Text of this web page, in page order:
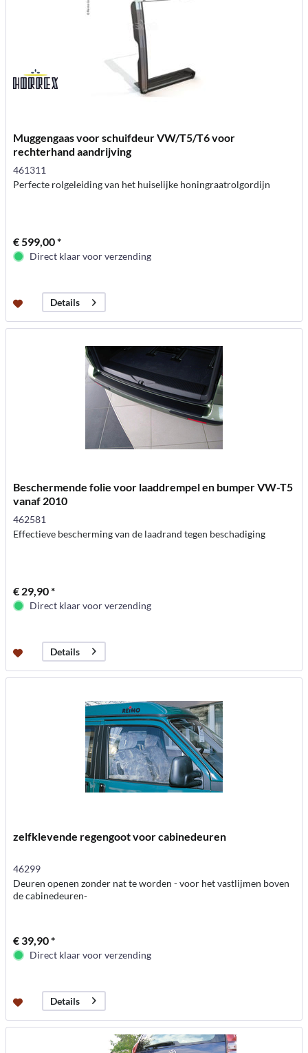
Muggengaas voor schuifdeur VW/T5/T6 voor
rechterhand aandrijving
461311
Perfecte rolgeleiding van het huiselijke honingraatrolgordijn
€ 599,00 *
Direct klaar voor verzending
Details
Beschermende folie voor laaddrempel en bumper VW-T5
vanaf 2010
462581
Effectieve bescherming van de laadrand tegen beschadiging
€ 29,90 *
Direct klaar voor verzending
Details
zelfklevende regengoot voor cabinedeuren
46299
Deuren openen zonder nat te worden - voor het vastlijmen boven
de cabinedeuren-
€ 39,90 *
Direct klaar voor verzending
Details